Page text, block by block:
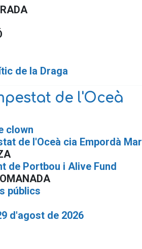
de la Draga
de l'Oceà
clown
de l'Oceà cia Empordà Mar
de Portbou i Alive Fund
públics
d'agost de 2026